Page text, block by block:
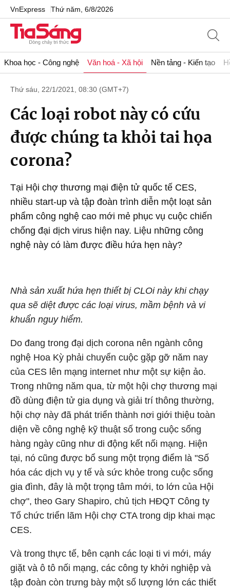
VnExpress Thứ năm, 6/8/2026
Khoa học - Công nghệ Văn hoá - Xã hội Nền tảng - Kiến tạo
Thứ sáu, 22/1/2021, 08:30 (GMT+7)
Các loại robot này có cứu
được chúng ta khỏi tai họa
corona?
Tại Hội chợ thương mại điện tử quốc tế CES,
nhiều start-up và tập đoàn trình diễn một loạt sản
phẩm công nghệ cao mới mẻ phục vụ cuộc chiến
chống đại dịch virus hiện nay. Liệu những công
nghệ này có làm được điều hứa hẹn này?
Nhà sản xuất hứa hẹn thiết bị CLOi này khi chạy
qua sẽ diệt được các loại virus, mầm bệnh và vi
khuẩn nguy hiểm.
Do đang trong đại dịch corona nên ngành công
nghệ Hoa Kỳ phải chuyển cuộc gặp gỡ năm nay
của CES lên mạng internet như một sự kiện ảo.
Trong những năm qua, từ một hội chợ thương mại
đồ dùng điện tử gia dụng và giải trí thông thường,
hội chợ này đã phát triển thành nơi giới thiệu toàn
diện về công nghệ kỹ thuật số trong cuộc sống
hàng ngày cũng như di động kết nối mạng. Hiện
tại, nó cũng được bổ sung một trọng điểm là "Số
hóa các dịch vụ y tế và sức khỏe trong cuộc sống
gia đình, đây là một trọng tâm mới, to lớn của Hội
chợ", theo Gary Shapiro, chủ tịch HĐQT Công ty
Tổ chức triển lãm Hội chợ CTA trong dịp khai mạc
CES.
Và trong thực tế, bên cạnh các loại ti vi mới, máy
giặt và ô tô nối mạng, các công ty khởi nghiệp và
tập đoàn còn trưng bày một số lượng lớn các thiết